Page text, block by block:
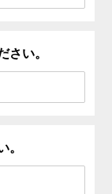
さい。
。